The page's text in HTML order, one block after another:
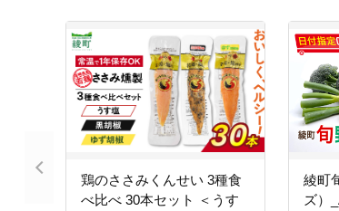
鶏のささみくんせい 3種食
べ比べ 30本セット ＜うす
綾町
ズ）